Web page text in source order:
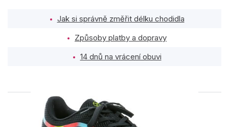
Jak si správně změřit délku chodidla
Způsoby platby a dopravy
14 dnů na vrácení obuvi
PODOBNÉ PRODUKTY